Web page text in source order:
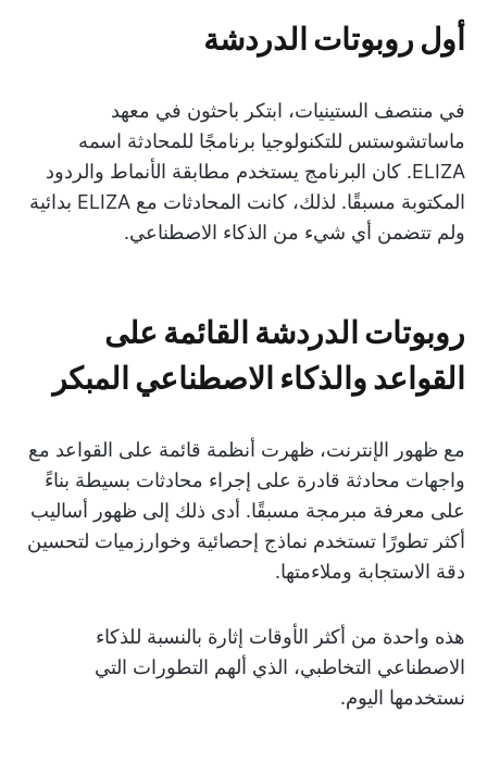
أول روبوتات الدردشة
في منتصف الستينيات، ابتكر باحثون في معهد
ماساتشوستس للتكنولوجيا برنامجًا للمحادثة اسمه
ELIZA. كان البرنامج يستخدم مطابقة الأنماط والردود
المكتوبة مسبقًا. لذلك، كانت المحادثات مع ELIZA بدائية
ولم تتضمن أي شيء من الذكاء الاصطناعي.
روبوتات الدردشة القائمة على
القواعد والذكاء الاصطناعي المبكر
مع ظهور الإنترنت، ظهرت أنظمة قائمة على القواعد مع
واجهات محادثة قادرة على إجراء محادثات بسيطة بناءً
على معرفة مبرمجة مسبقًا. أدى ذلك إلى ظهور أساليب
أكثر تطورًا تستخدم نماذج إحصائية وخوارزميات لتحسين
دقة الاستجابة وملاءمتها.
هذه واحدة من أكثر الأوقات إثارة بالنسبة للذكاء
الاصطناعي التخاطبي، الذي ألهم التطورات التي
نستخدمها اليوم.